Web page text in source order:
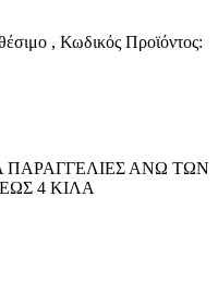
, Κωδικός Προϊόντος:
ΠΑΡΑΓΓΕΛΙΕΣ ΑΝΩ ΤΩΝ
4 ΚΙΛΑ